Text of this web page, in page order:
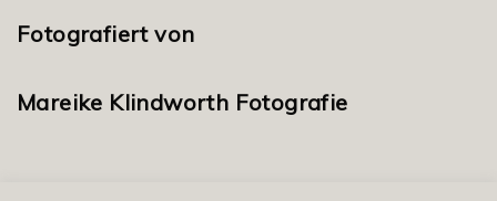
Fotografiert von
Mareike Klindworth Fotografie